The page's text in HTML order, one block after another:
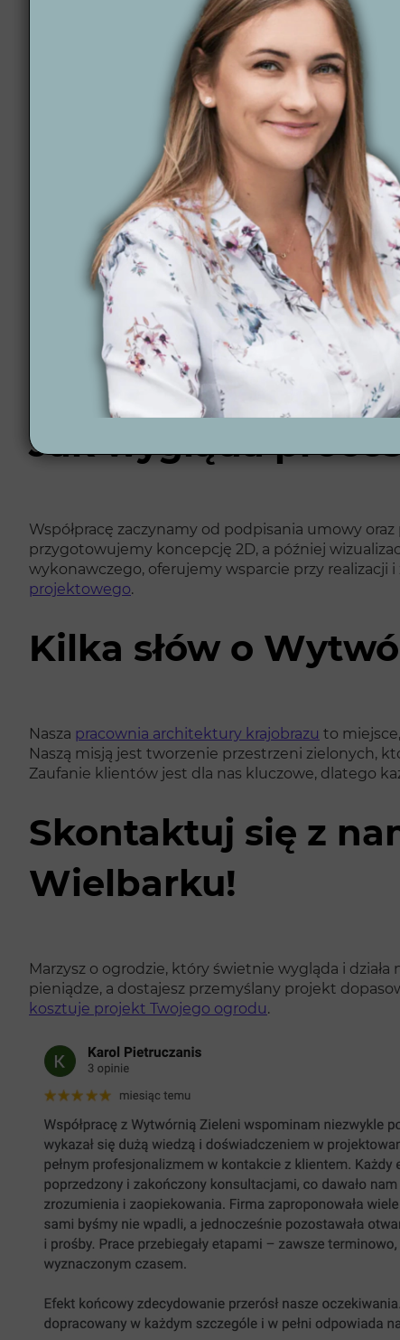
to firma, która z pasją i
wyzwaniem, dlatego dbamy o to, by łączyć
idealnym do wypoczynku, relaksu i spotkań z
Czym się
Pewność terminowej realizacji – szanujemy
Gwarancja zadowolenia z projektu –
Pomoc na każdym etapie – od planowania po
12 lat doświadczenia i ponad 300 projektów –
Automatyzacja ogrodów – oferujemy
pielęgnację.
Projektowanie online w całej Polsce –
realizacje ogrodówpokazują, jak bardzo
właścicielowi, odzwierciedlając jego styl życia i gust.
Jak wygląda
Współpracę zaczynamy od podpisania umowy
przygotowujemy koncepcję 2D, a później
wykonawczego, oferujemy wsparcie przy realizacji
projektowego.
Kilka słów o
Nasza pracownia architektury krajobrazu to
Naszą misją jest tworzenie przestrzeni zielonych,
Zaufanie klientów jest dla nas kluczowe, dlatego
Skontaktuj się z
Wielbarku!
Marzysz o ogrodzie, który świetnie wygląda i
pieniądze, a dostajesz przemyślany projekt
kosztuje projekt Twojego ogrodu.